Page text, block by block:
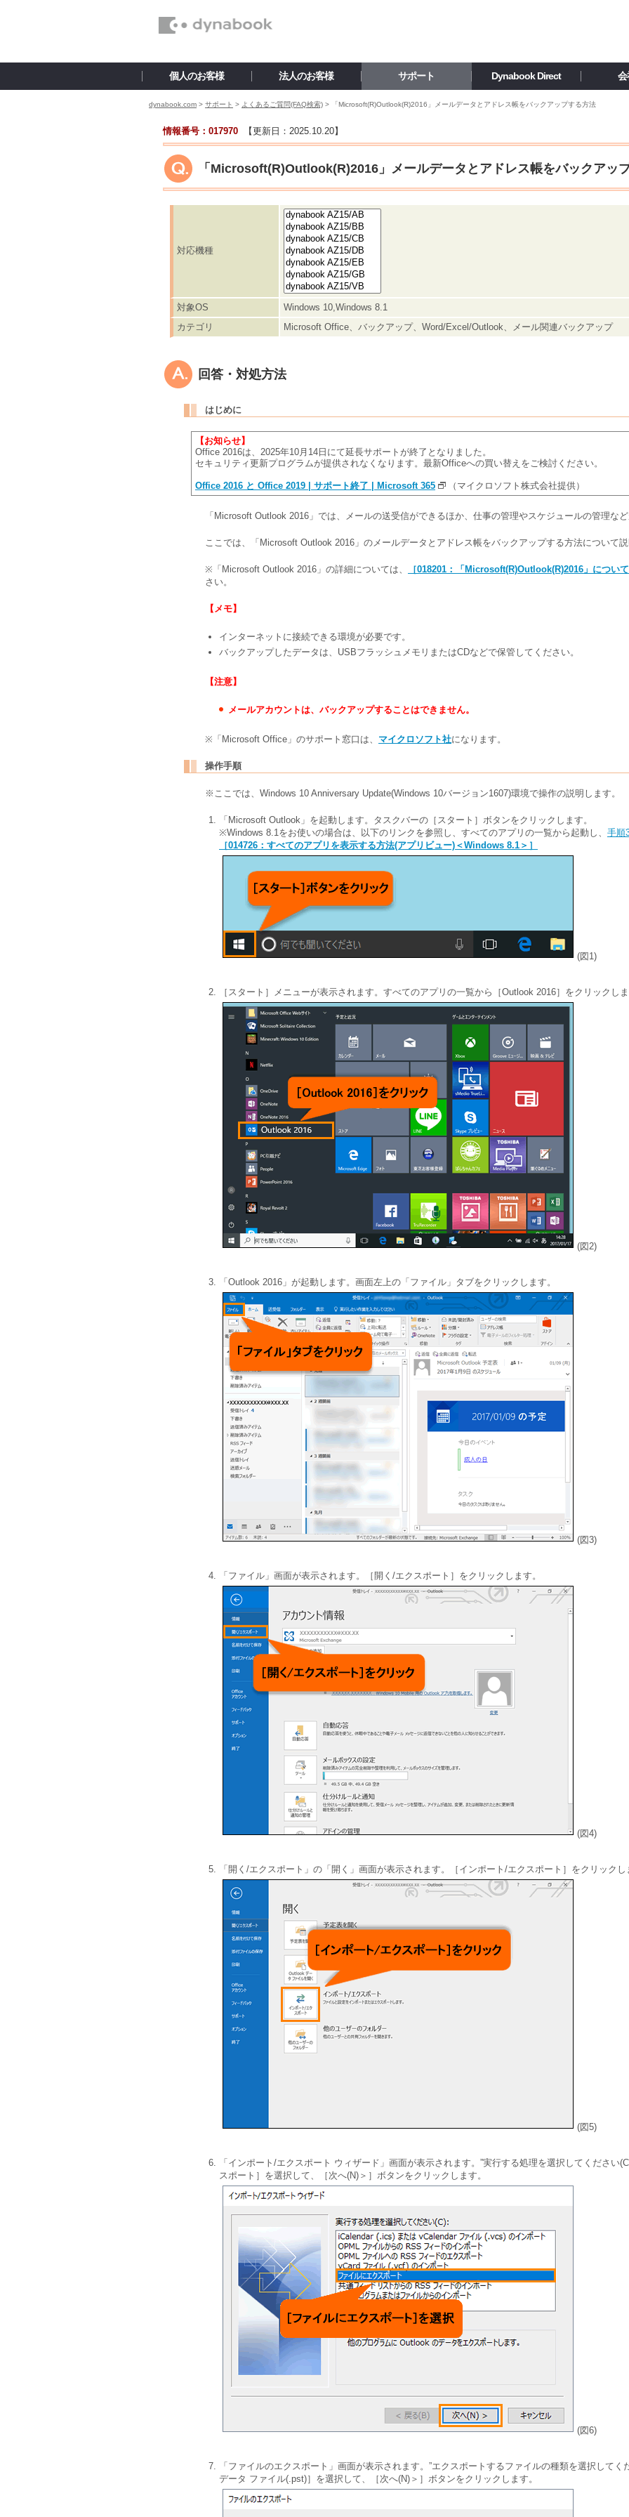
個人のお客様 法人のお客様 サポート Dynabook Direct 会
dynabook.com > サポート > よくあるご質問(FAQ検索) > 「Microsoft(R)Outlook(R)2016」メールデータとアドレス帳をバックアップする方法
情報番号：017970 【更新日： 2025.10.20】
「Microsoft(R)Outlook(R)2016」メールデータとアドレス帳をバックアッ
対応機種
対象OS
Windows 10,Windows 8.1
カテゴリ
Microsoft Office、バックアップ、Word/Excel/Outlook、メール関連バックアップ
回答・対処方法
はじめに
【お知らせ】
Office 2016は、2025年10月14日にて延長サポートが終了となりました。
セキュリティ更新プログラムが提供されなくなります。最新Officeへの買い替えをご検討ください。
Office 2016 と Office 2019 | サポート終了 | Microsoft 365 （マイクロソフト株式会社提供）
「Microsoft Outlook 2016」では、メールの送受信ができるほか、仕事の管理やスケジュールの管理な
ここでは、「Microsoft Outlook 2016」のメールデータとアドレス帳をバックアップする方法について
※「Microsoft Outlook 2016」の詳細については、
［018201：「Microsoft(R)Outlook(R)2016」につい
さい。
【メモ】
インターネットに接続できる環境が必要です。
バックアップしたデータは、USBフラッシュメモリまたはCDなどで保管してください。
【注意】
メールアカウントは、バックアップすることはできません。
※「Microsoft Office」のサポート窓口は、 マイクロソフト社になります。
操作手順
※ここでは、Windows 10 Anniversary Update(Windows 10バージョン1607)環境で操作の説明します。
「Microsoft Outlook」を起動します。タスクバーの［スタート］ボタンをクリックします。
※Windows 8.1をお使いの場合は、以下のリンクを参照し、すべてのアプリの一覧から起動し、 手順
［014726：すべてのアプリを表示する方法(アプリビュー)＜Windows 8.1＞］
(図1)
［スタート］メニューが表示されます。すべてのアプリの一覧から［Outlook 2016］をクリックし
(図2)
「Outlook 2016」が起動します。画面左上の「ファイル」タブをクリックします。
(図3)
「ファイル」画面が表示されます。［開く/エクスポート］をクリックします。
(図4)
「開く/エクスポート」の「開く」画面が表示されます。［インポート/エクスポート］をクリックし
(図5)
「インポート/エクスポート ウィザード」画面が表示されます。”実行する処理を選択してください
スポート］を選択して、［次へ(N)＞］ボタンをクリックします。
(図6)
「ファイルのエクスポート」画面が表示されます。”エクスポートするファイルの種類を選択してく
データ ファイル(.pst)］を選択して、［次へ(N)＞］ボタンをクリックします。